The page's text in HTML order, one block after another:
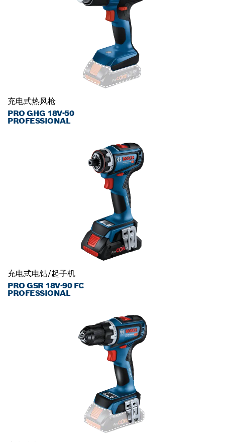
充电式热风枪
PRO GHG 18V-50
PROFESSIONAL
充电式电钻/起子机
PRO GSR 18V-90 FC
PROFESSIONAL